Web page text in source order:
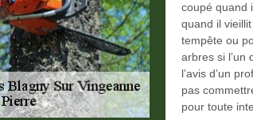
coupé quand
quand il
tempête ou
arbres si l’un
l’avis d’un
pas
pour toute